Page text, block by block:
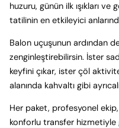
huzuru, günün ilk ışıkları
tatilinin en etkileyici
Balon uçuşunun ardından
zenginleştirebilirsin. İster
keyfini çıkar, ister çöl
alanında kahvaltı gibi
Her paket, profesyonel
konforlu transfer hizmetiyle